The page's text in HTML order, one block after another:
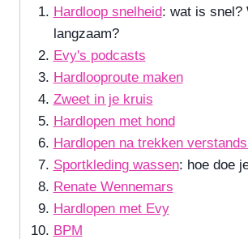
Hardloop snelheid: wat is snel?
langzaam?
Evy's podcasts
Hardlooproute maken
Zweet in je kruis
Hardlopen met hond
Hardlopen na trekken
Sportkleding wassen: hoe doe
Renate Wennemars
Hardlopen met Evy
BPM